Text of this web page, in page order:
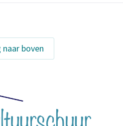
á €110 geeft
totaal 17
staat op naam,
maar één
kan worden. Bij
naar boven